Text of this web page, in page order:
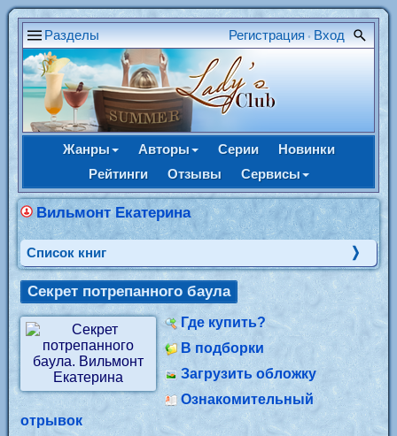
Разделы Регистрация • Вход
Жанры Авторы Серии
Новинки
Рейтинги
Отзывы Сервисы
Вильмонт Екатерина
Cписок книг
Секрет потрепанного баула
Где купить?
В подборки
Загрузить обложку
Ознакомительный
отрывок